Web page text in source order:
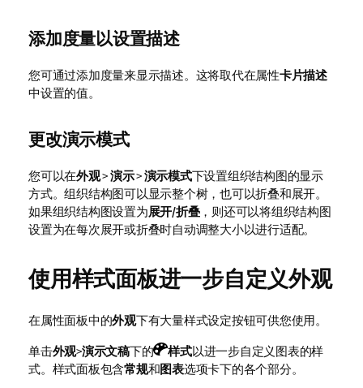
添加度量以设置描述
您可通过添加度量来显示描述。这将取代在属性卡片描述
中设置的值。
更改演示模式
您可以在外观>演示>演示模式下设置组织结构图的显示
方式。组织结构图可以显示整个树，也可以折叠和展开。
如果组织结构图设置为展开/折叠，则还可以将组织结构图
设置为在每次展开或折叠时自动调整大小以进行适配。
使用样式面板进一步自定义外观
在属性面板中的外观下有大量样式设定按钮可供您使用。
单击外观>演示文稿下的 样式以进一步自定义图表的样
式。样式面板包含常规和图表选项卡下的各个部分。